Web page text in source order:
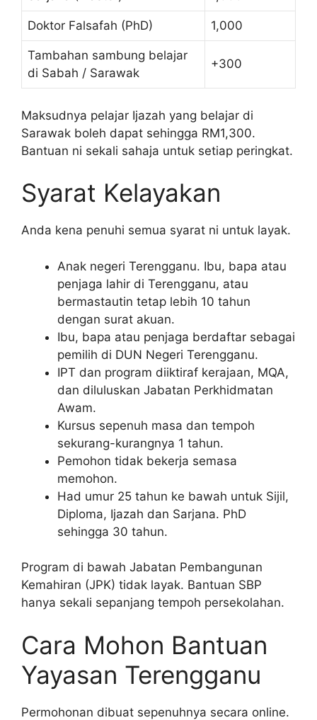
Doktor Falsafah (PhD) 1,000
Tambahan sambung belajar
di Sabah / Sarawak
+300
Maksudnya pelajar Ijazah yang belajar di
Sarawak boleh dapat sehingga RM1,300.
Bantuan ni sekali sahaja untuk setiap peringkat.
Syarat Kelayakan
Anda kena penuhi semua syarat ni untuk layak.
Anak negeri Terengganu. Ibu, bapa atau
penjaga lahir di Terengganu, atau
bermastautin tetap lebih 10 tahun
dengan surat akuan.
Ibu, bapa atau penjaga berdaftar sebagai
pemilih di DUN Negeri Terengganu.
IPT dan program diiktiraf kerajaan, MQA,
dan diluluskan Jabatan Perkhidmatan
Awam.
Kursus sepenuh masa dan tempoh
sekurang-kurangnya 1 tahun.
Pemohon tidak bekerja semasa
memohon.
Had umur 25 tahun ke bawah untuk Sijil,
Diploma, Ijazah dan Sarjana. PhD
sehingga 30 tahun.
Program di bawah Jabatan Pembangunan
Kemahiran (JPK) tidak layak. Bantuan SBP
hanya sekali sepanjang tempoh persekolahan.
Cara Mohon Bantuan
Yayasan Terengganu
Permohonan dibuat sepenuhnya secara online.